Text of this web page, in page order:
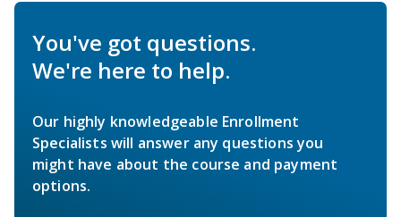
You've got questions.
We're here to help.
Our highly knowledgeable Enrollment
Specialists will answer any questions you
might have about the course and payment
options.